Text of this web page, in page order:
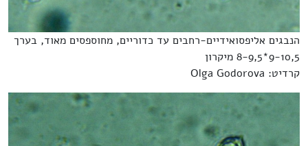
הנבגים אליפסואידיים-רחבים עד כדוריים, מחוספסים מאוד, בערך
9-10,5*8-9,5 מיקרון
קרדיט: Olga Godorova